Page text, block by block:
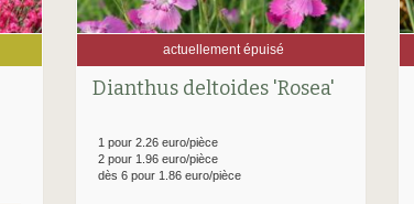
actuellement épuisé
Dianthus deltoides 'Rosea'
1 pour 2.26 euro/pièce
2 pour 1.96 euro/pièce
dès 6 pour 1.86 euro/pièce